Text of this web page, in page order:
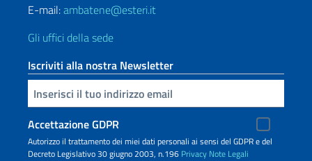
E-mail:ambatene@esteri.it
Gli uffici della sede
Iscriviti alla nostra Newsletter
Inserisci la tua email
Accettazione GDPR
Autorizzo il trattamento dei miei dati personali ai sensi del GDPR e del
Decreto Legislativo 30 giugno 2003, n.196 Privacy Note Legali